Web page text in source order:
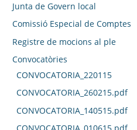
Junta de Govern local
Comissió Especial de Comptes
Registre de mocions al ple
Convocatòries
CONVOCATORIA_220115
CONVOCATORIA_260215.pdf
CONVOCATORIA_140515.pdf